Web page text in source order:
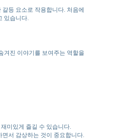
등 요소로 작용합니다. 처음에
있습니다.
겨진 이야기를 보여주는 역할을
미있게 즐길 수 있습니다.
서 감상하는 것이 중요합니다.